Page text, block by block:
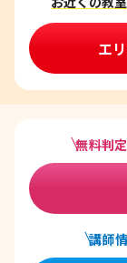
エ
無料判
講師